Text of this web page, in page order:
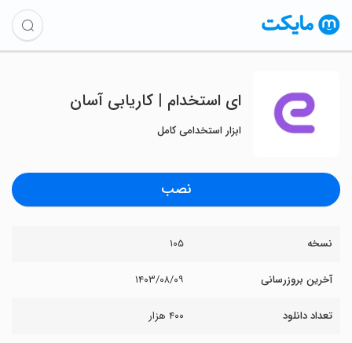
‏‏‏‏‏‏ای استخدام | کاریابی آسان
ابزار استخدامی کامل
نصب
نسخه ۱۰۵
آخرین بروزرسانی ۱۴۰۳/۰۸/۰۹
تعداد دانلود ۴۰۰ هزار